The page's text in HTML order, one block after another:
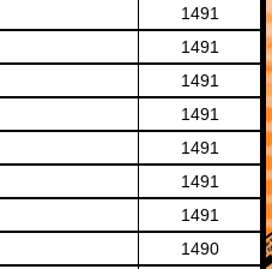
1491
1491
1491
1491
1491
1491
1491
1490